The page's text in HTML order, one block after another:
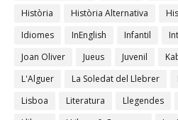
Història
Història Alternativa
Idiomes
InEnglish Infantil
Joan Oliver
Jueus Juvenil
L'Alguer
La Soledat del Llebrer
Lisboa
Literatura Llegendes